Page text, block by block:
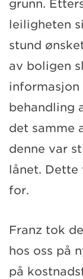
grunn.
leiligheten
stund
av boligen
behandling
det samme
denne var
lånet. Dette
for.
Franz tok
hos oss på
på